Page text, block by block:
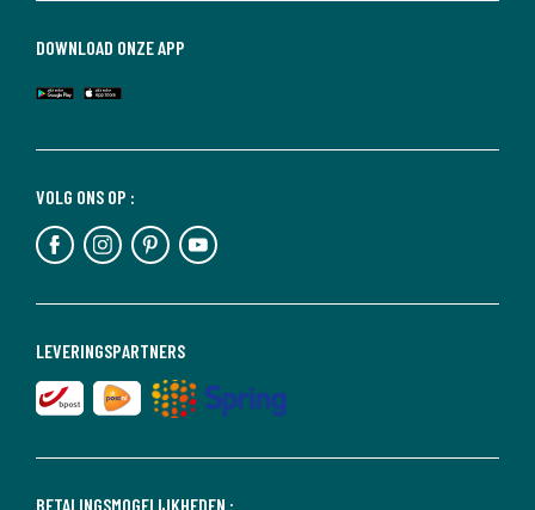
BETALINGSMOGELIJKHEDEN :
LEVERINGSPARTNERS
VOLG ONS OP :
DOWNLOAD ONZE APP